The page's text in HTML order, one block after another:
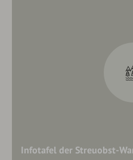
Infotafel der Streuobst-